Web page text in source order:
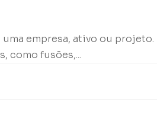
empresa, ativo ou projeto.
como fusões,...